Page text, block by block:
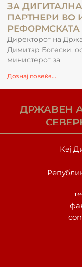
ЗА
ПАРТНЕРИ ВО
РЕФОРМСКАТА
Директорот на
Димитар Богески,
министерот за
Дознај повеќе...
ДРЖАВЕН
Кеј